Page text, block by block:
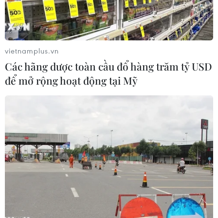
động.
Khách du lịch chụp ảnh trước Cung Hoàng gia Malaysia tại
Kuala Lumpur. (Ảnh: THX/TTXVN)
Trong khuôn khổ chuyến thăm chính thức Việt
Nam của Thủ tướng Malaysia Dato’ Sri Ismail
vietnamplus.vn
Các hãng dược toàn cầu đổ hàng trăm tỷ USD
để mở rộng hoạt động tại Mỹ